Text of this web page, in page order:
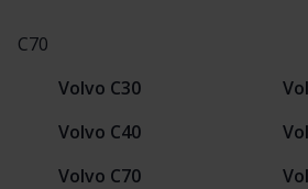
C70
Volvo C30
Volvo C40
Volvo C70